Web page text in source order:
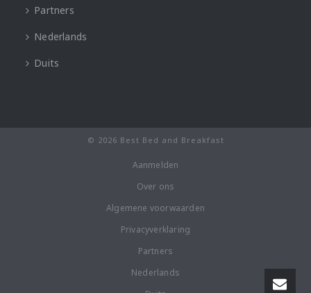
Partners
Nederlands
Duits
© 2026 Best Bed and Breakfast
Aanmelden
Over ons
Algemene voorwaarden
Privacyverklaring
Partners
Nederlands